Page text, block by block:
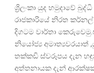
ශ්‍රිලංකා යුද හමුදාවේ
රාජකාරියේ නිරත
දිගටම වාර්තා
නියෝජ්‍ය අමාත්‍යවරයාත්
තක්කඩි ස්වරූපය දැන
අත්තනායක දැන්